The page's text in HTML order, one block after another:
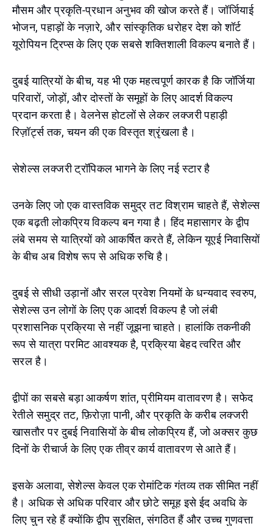
मौसम और प्रकृति-प्रधान अनुभव की खोज करते हैं। जॉर्जियाई
भोजन, पहाड़ों के नज़ारे, और सांस्कृतिक धरोहर देश को शॉर्ट
यूरोपियन ट्रिप्स के लिए एक सबसे शक्तिशाली विकल्प बनाते हैं।
दुबई यात्रियों के बीच, यह भी एक महत्वपूर्ण कारक है कि जॉर्जिया
परिवारों, जोड़ों, और दोस्तों के समूहों के लिए आदर्श विकल्प
प्रदान करता है। वेलनेस होटलों से लेकर लक्जरी पहाड़ी
रिज़ॉर्ट्स तक, चयन की एक विस्तृत श्रृंखला है।
सेशेल्स लक्जरी ट्रॉपिकल भागने के लिए नई स्टार है
उनके लिए जो एक वास्तविक समुद्र तट विश्राम चाहते हैं, सेशेल्स
एक बढ़ती लोकप्रिय विकल्प बन गया है। हिंद महासागर के द्वीप
लंबे समय से यात्रियों को आकर्षित करते हैं, लेकिन यूएई निवासियों
के बीच अब विशेष रूप से अधिक रुचि है।
दुबई से सीधी उड़ानों और सरल प्रवेश नियमों के धन्यवाद स्वरुप,
सेशेल्स उन लोगों के लिए एक आदर्श विकल्प है जो लंबी
प्रशासनिक प्रक्रिया से नहीं जूझना चाहते। हालांकि तकनीकी
रूप से यात्रा परमिट आवश्यक है, प्रक्रिया बेहद त्वरित और
सरल है।
द्वीपों का सबसे बड़ा आकर्षण शांत, प्रीमियम वातावरण है। सफेद
रेतीले समुद्र तट, फ़िरोज़ा पानी, और प्रकृति के करीब लक्जरी
खासतौर पर दुबई निवासियों के बीच लोकप्रिय हैं, जो अक्सर कुछ
दिनों के रीचार्ज के लिए एक तीव्र कार्य वातावरण से आते हैं।
इसके अलावा, सेशेल्स केवल एक रोमांटिक गंतव्य तक सीमित नहीं
है। अधिक से अधिक परिवार और छोटे समूह इसे ईद अवधि के
लिए चुन रहे हैं क्योंकि द्वीप सुरक्षित, संगठित हैं और उच्च गुणवत्ता